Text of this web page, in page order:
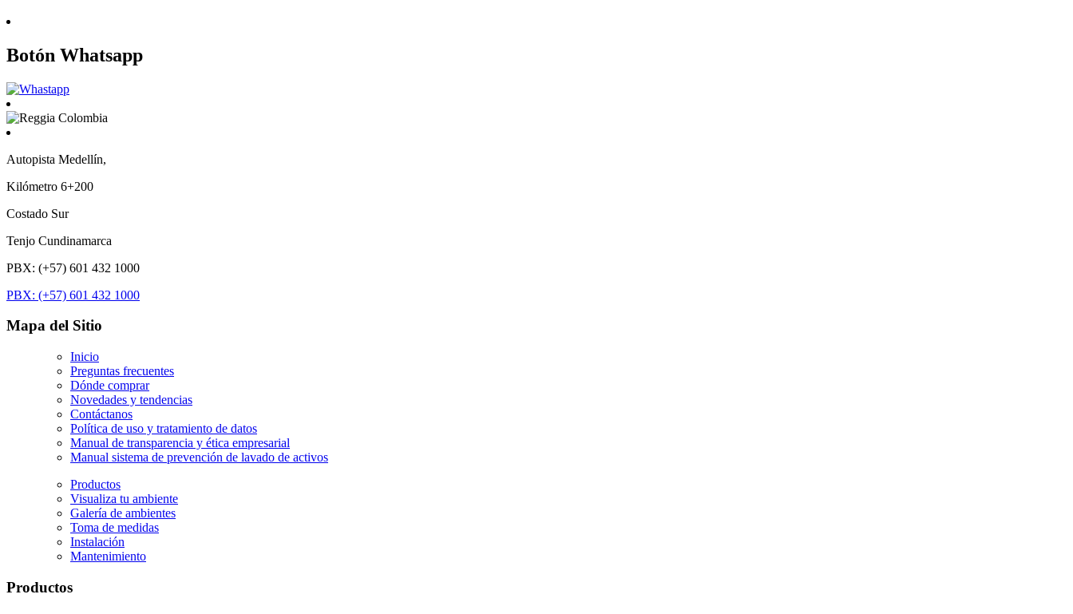
Botón Whatsapp
Autopista Medellín,
Kilómetro 6+200
Costado Sur
Tenjo Cundinamarca
PBX: (+57) 601 432 1000
PBX: (+57) 601 432 1000
Mapa del Sitio
Inicio
Preguntas frecuentes
Dónde comprar
Novedades y tendencias
Contáctanos
Política de uso y tratamiento de datos
Manual de transparencia y ética empresarial
Manual sistema de prevención de lavado de activos
Productos
Visualiza tu ambiente
Galería de ambientes
Toma de medidas
Instalación
Mantenimiento
Productos